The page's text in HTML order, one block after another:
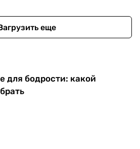
еще
для бодрости: какой